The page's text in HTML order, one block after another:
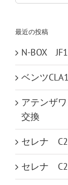
索
最近の投稿
N-BOX
ベンツ
アテンザ
交換
セレナ
セレナ